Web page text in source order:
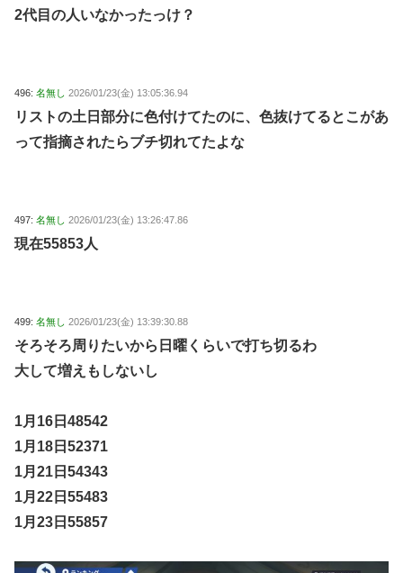
2代目の人いなかったっけ？
496: 名無し 2026/01/23(金) 13:05:36.94
リストの土日部分に色付けてたのに、色抜けてるとこがあ
って指摘されたらブチ切れてたよな
497: 名無し 2026/01/23(金) 13:26:47.86
現在55853人
499: 名無し 2026/01/23(金) 13:39:30.88
そろそろ周りたいから日曜くらいで打ち切るわ
大して増えもしないし
1月16日48542
1月18日52371
1月21日54343
1月22日55483
1月23日55857